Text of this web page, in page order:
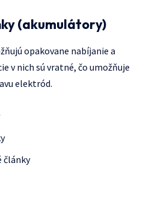
(akumulátory)
opakovane nabíjanie a
v nich sú vratné, čo umožňuje
elektród.
články